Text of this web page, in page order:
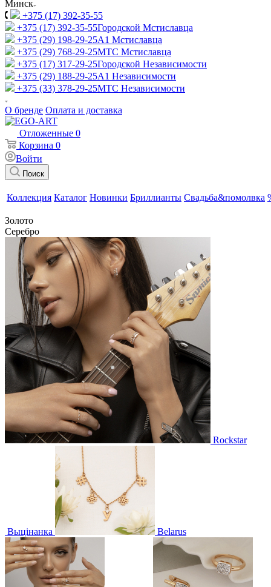
Минск
+375 (17) 392-35-55
+375 (17) 392-35-55Городской Мстиславца
+375 (29) 198-29-25A1 Мстиславца
+375 (29) 768-29-25МТС Мстиславца
+375 (17) 317-29-25Городской Независимости
+375 (29) 188-29-25A1 Независимости
+375 (33) 378-29-25МТС Независимости
О бренде Оплата и доставка
Отложенные 0
Корзина 0
Войти
Поиск
Коллекция Каталог Новинки Бриллианты Свадьба&помолвка
Золото
Серебро
Rockstar
Выцінанка Belarus